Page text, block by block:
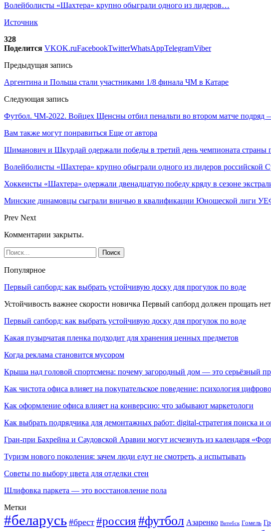
Волейболисты «Шахтера» крупно обыграли одного из лидеров…
Источник
328
Поделится VKOK.ruFacebookTwitterWhatsAppTelegramViber
Предыдущая запись
Аргентина и Польша стали участниками 1/8 финала ЧМ в Катаре
Следующая запись
Футбол. ЧМ-2022. Войцех Щенсны отбил пенальти во втором матче подряд
Вам также могут понравиться Еще от автора
Шиманович и Шкурдай одержали победы в третий день чемпионата страны
Волейболисты «Шахтера» крупно обыграли одного из лидеров российской
Хоккеисты «Шахтера» одержали двенадцатую победу кряду в сезоне
Минские динамовцы сыграли вничью в квалификации Юношеской лиги
Prev Next
Комментарии закрыты.
Популярное
Первый сапборд: как выбрать устойчивую доску для прогулок по воде
Устойчивость важнее скорости новичка Первый сапборд должен прощать
Первый сапборд: как выбрать устойчивую доску для прогулок по воде
Какая пузырчатая пленка подходит для хранения ценных предметов
Когда реклама становится мусором
Крыша над головой спортсмена: почему загородный дом — это серьёзный
Как чистота офиса влияет на покупательское поведение: психология
Как оформление офиса влияет на конверсию: что забывают маркетологи
Как выбрать подрядчика для демонтажных работ: digital-стратегия поиска и
Гран-при Бахрейна и Саудовской Аравии могут исчезнуть из календаря
Туризм нового поколения: зачем люди едут не смотреть, а испытывать
Советы по выбору цвета для отделки стен
Шлифовка паркета — это восстановление пола
Метки
#беларусь #брест #россия#футбол Азаренко Витебск Гомель